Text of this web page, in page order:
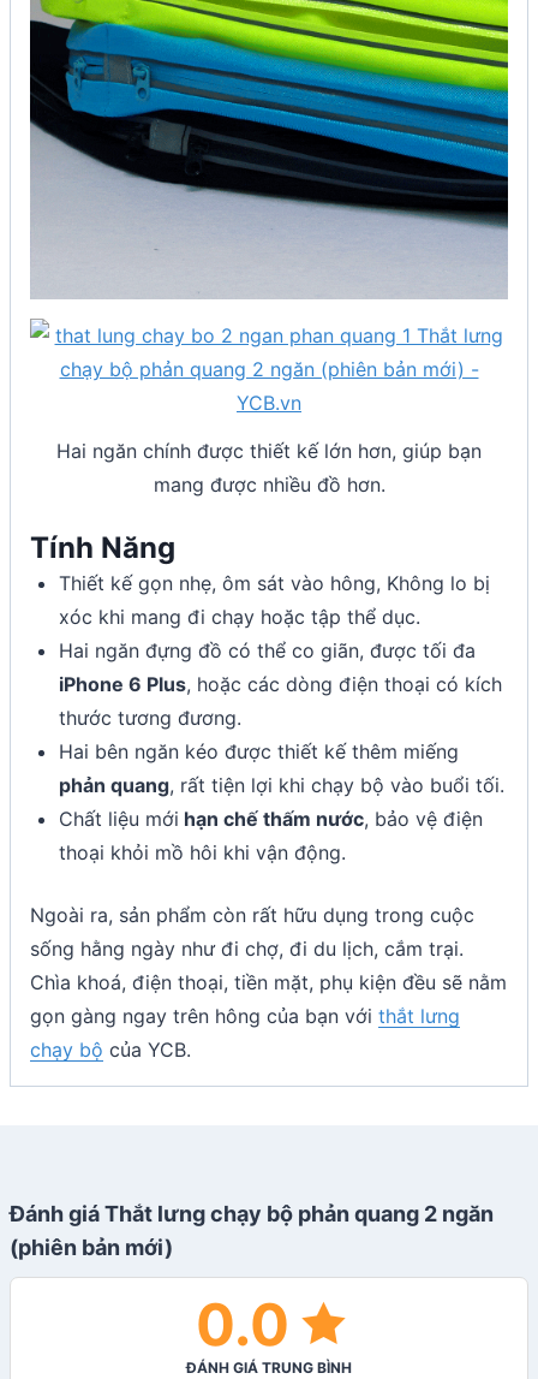
Hai ngăn chính được thiết kế lớn hơn, giúp bạn
mang được nhiều đồ hơn.
Tính Năng
Thiết kế gọn nhẹ, ôm sát vào hông, Không lo bị
xóc khi mang đi chạy hoặc tập thể dục.
Hai ngăn đựng đồ có thể co giãn, được tối đa
iPhone 6 Plus, hoặc các dòng điện thoại có kích
thước tương đương.
Hai bên ngăn kéo được thiết kế thêm miếng
phản quang, rất tiện lợi khi chạy bộ vào buổi tối.
Chất liệu mới hạn chế thấm nước, bảo vệ điện
thoại khỏi mồ hôi khi vận động.
Ngoài ra, sản phẩm còn rất hữu dụng trong cuộc
sống hằng ngày như đi chợ, đi du lịch, cắm trại.
Chìa khoá, điện thoại, tiền mặt, phụ kiện đều sẽ nằm
gọn gàng ngay trên hông của bạn với thắt lưng
chạy bộ của YCB.
Đánh giá Thắt lưng chạy bộ phản quang 2 ngăn
(phiên bản mới)
0.0
ĐÁNH GIÁ TRUNG BÌNH